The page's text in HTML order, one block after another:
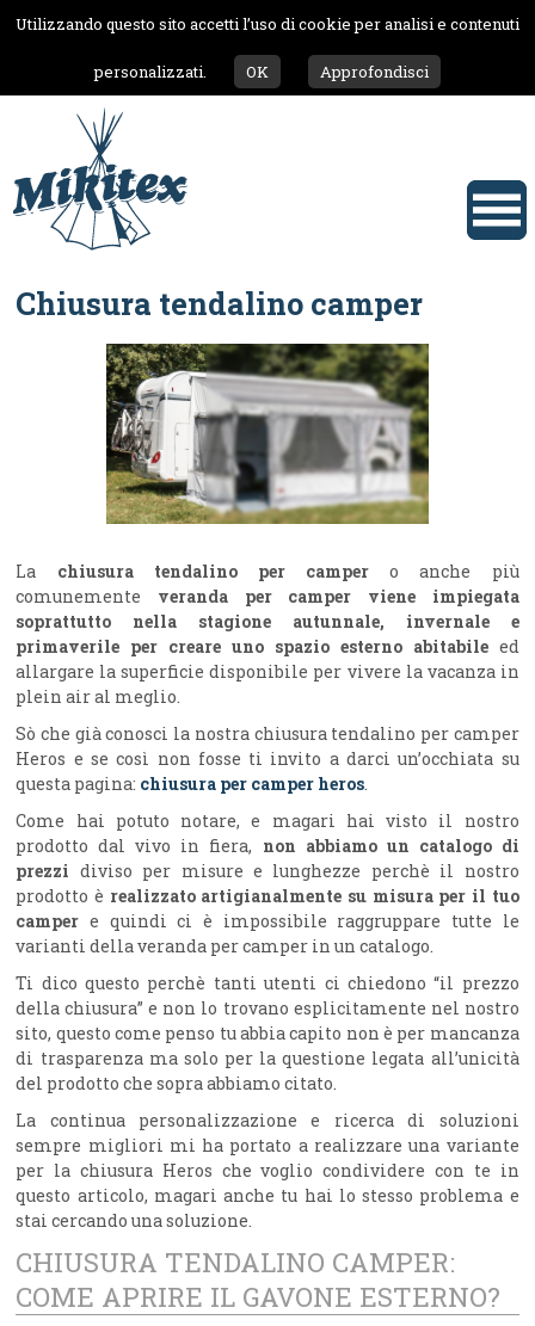
Utilizzando questo sito accetti l’uso di cookie per analisi e contenuti
personalizzati. OK Approfondisci
Chiusura tendalino camper
La chiusura tendalino per camper o anche più
comunemente veranda per camper viene impiegata
soprattutto nella stagione autunnale, invernale e
primaverile per creare uno spazio esterno abitabileed
allargare la superficie disponibile per vivere la vacanza in
plein air al meglio.
Sò che già conosci la nostra chiusura tendalino per camper
Heros e se così non fosse ti invito a darci un’occhiata su
questa pagina: chiusura per camper heros.
Come hai potuto notare, e magari hai visto il nostro
prodotto dal vivo in fiera, non abbiamo un catalogo di
prezzi diviso per misure e lunghezze perchè il nostro
prodotto è realizzato artigianalmente su misura per il tuo
camper e quindi ci è impossibile raggruppare tutte le
varianti della veranda per camper in un catalogo.
Ti dico questo perchè tanti utenti ci chiedono “il prezzo
della chiusura” e non lo trovano esplicitamente nel nostro
sito, questo come penso tu abbia capito non è per mancanza
di trasparenza ma solo per la questione legata all’unicità
del prodotto che sopra abbiamo citato.
La continua personalizzazione e ricerca di soluzioni
sempre migliori mi ha portato a realizzare una variante
per la chiusura Heros che voglio condividere con te in
questo articolo, magari anche tu hai lo stesso problema e
stai cercando una soluzione.
CHIUSURA TENDALINO CAMPER:
COME APRIRE IL GAVONE ESTERNO?